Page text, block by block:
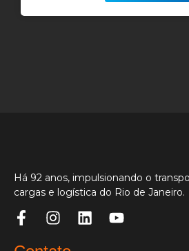
Há 92 anos, impulsionando o
cargas e logística do Rio de Janeiro.